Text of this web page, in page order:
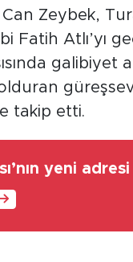
Zeybek,
Fatih Atlı’yı
galibiyet
takip etti.
yeni